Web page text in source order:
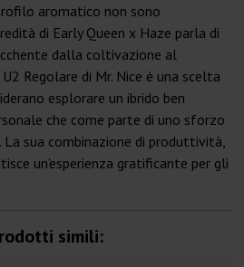
aromatico non sono
di Early Queen x Haze parla di
dalla coltivazione al
Regolare di Mr. Nice è una scelta
esplorare un ibrido ben
che come parte di uno sforzo
sua combinazione di produttività,
un'esperienza gratificante per gli
simili: